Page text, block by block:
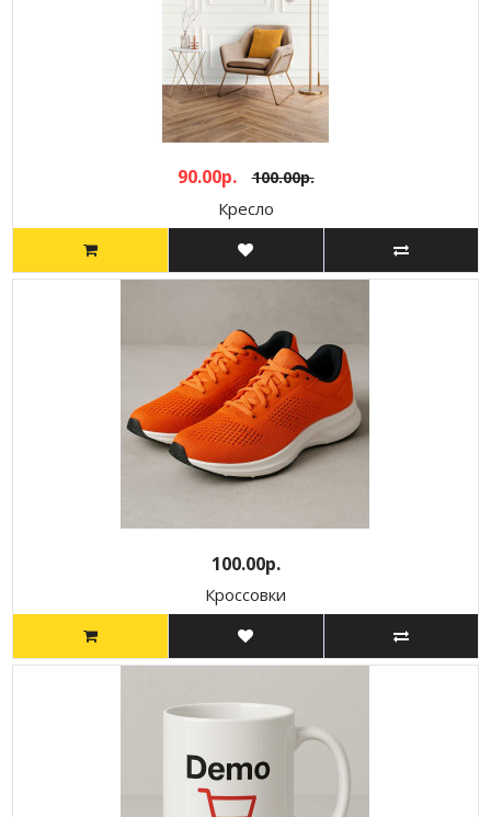
90.00р. 100.00р.
Кресло
100.00р.
Кроссовки